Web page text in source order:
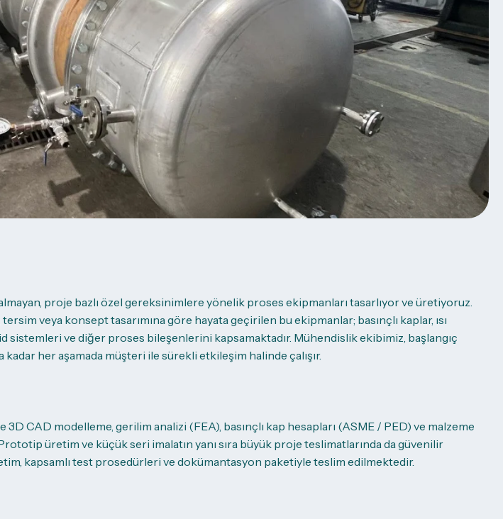
proje bazlı özel gereksinimlere yönelik proses ekipmanları tasarlıyor ve üretiyoruz.
veya konsept tasarımına göre hayata geçirilen bu ekipmanlar; basınçlı kaplar, ısı
sistemleri ve diğer proses bileşenlerini kapsamaktadır. Mühendislik ekibimiz, başlangıç
her aşamada müşteri ile sürekli etkileşim halinde çalışır.
3D CAD modelleme, gerilim analizi (FEA), basınçlı kap hesapları (ASME / PED) ve malzeme
üretim ve küçük seri imalatın yanı sıra büyük proje teslimatlarında da güvenilir
kapsamlı test prosedürleri ve dokümantasyon paketiyle teslim edilmektedir.